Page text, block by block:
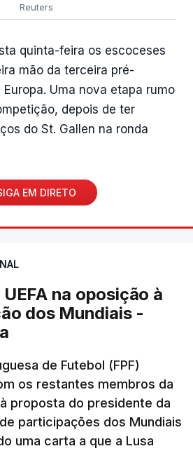
Reuters
quinta-feira os escoceses
mão da terceira pré-
Uma nova etapa rumo
depois de ter
do St. Gallen na ronda
EM DIRETO
na oposição à
dos Mundiais -
de Futebol (FPF)
os restantes membros da
à proposta do presidente da
participações dos Mundiais
uma carta a que a Lusa